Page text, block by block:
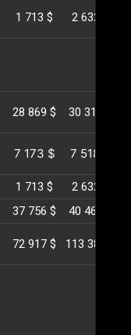
1 713 $ 2 632 $
28 869 $ 30 313 $
7 173 $ 7 518 $
1 713 $ 2 632 $
37 756 $ 40 464 $
72 917 $ 113 381 $